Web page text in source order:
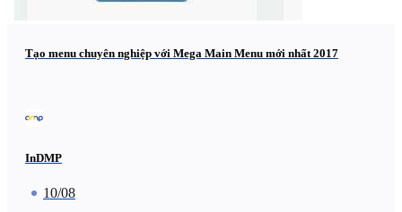
Tạo menu chuyên nghiệp với Mega Main Menu mới nhất 2017
InDMP
10/08